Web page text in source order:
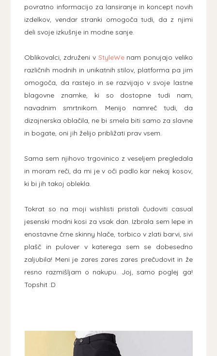
povratno informacijo za lansiranje in koncept novih
izdelkov, vendar stranki omogoča tudi, da z njimi
deli svoje izkušnje in modne sanje.
Oblikovalci, združeni v StyleWenam ponujajo veliko
različnih modnih in unikatnih stilov, platforma pa jim
omogoča, da rastejo in se razvijajo v svoje lastne
blagovne znamke, ki so dostopne tudi nam,
navadnim smrtnikom. Menijo namreč tudi, da
dizajnerska oblačila, ne bi smela biti samo za slavne
in bogate, oni jih želijo približati prav vsem.
Sama sem njihovo trgovinico z veseljem pregledala
in moram reči, da mi je v oči padlo kar nekaj kosov,
ki bi jih takoj oblekla.
Tokrat so na moji wishlisti pristali čudoviti casual
jesenski modni kosi za vsak dan. Izbrala sem lepe in
enostavne črne skinny hlače, torbico v zlati barvi, sivi
plašč in pulover v katerega sem se dobesedno
zaljubila! Meni je zares zares zares prečudovit in že
resno razmišljam o nakupu. Joj, samo poglej ga!
Topshit :D